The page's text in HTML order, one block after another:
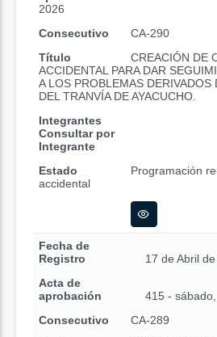
2026
Consecutivo
CA-290
Título
CREACIÓN DE
ACCIDENTAL PARA DAR
A LOS PROBLEMAS DERIVADOS
DEL TRANVÍA DE AYACUCHO.
Integrantes
Consultar por
Integrante
Estado
Programación
accidental
Fecha de
Registro
17 de Abril
Acta de
aprobación
415 -
Consecutivo
CA-289